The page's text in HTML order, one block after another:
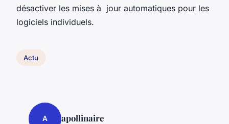
désactiver les mises à jour automatiques pour les
logiciels individuels.
Actu
A apollinaire